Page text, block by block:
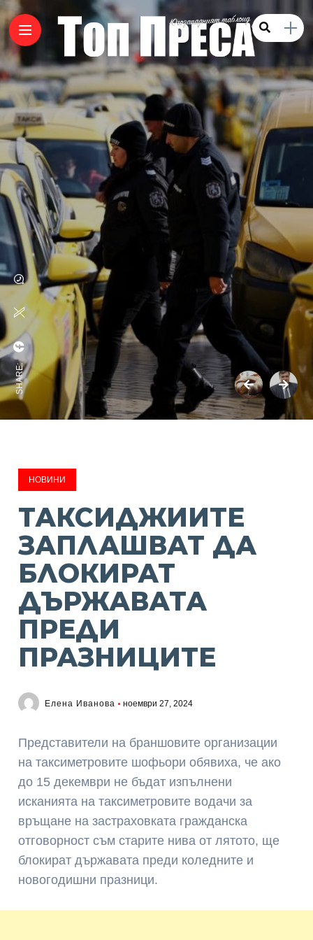
SHARE:
НОВИНИ
ТАКСИДЖИИТЕ
ЗАПЛАШВАТ ДА
БЛОКИРАТ
ДЪРЖАВАТА
ПРЕДИ
ПРАЗНИЦИТЕ
Елена Иванова ноември 27, 2024
Представители на браншовите организации
на таксиметровите шофьори обявиха, че ако
до 15 декември не бъдат изпълнени
исканията на таксиметровите водачи за
връщане на застраховката гражданска
отговорност съм старите нива от лятото, ще
блокират държавата преди коледните и
новогодишни празници.